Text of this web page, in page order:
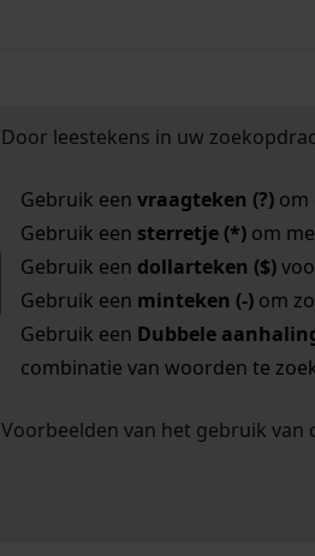
Door leestekens in uw
Gebruik een vraagteken (?)om
Gebruik een sterretje (*)om
Gebruik een dollarteken ($)
Gebruik een minteken (-)om
Gebruik een Dubbele
combinatie van woorden te
Voorbeelden van het gebruik